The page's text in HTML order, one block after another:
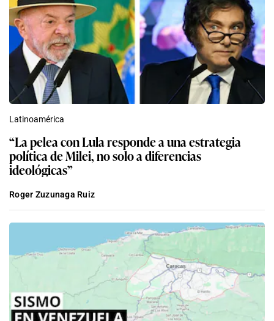
Latinoamérica
“La pelea con Lula responde a una estrategia
política de Milei, no solo a diferencias
ideológicas”
Roger Zuzunaga Ruiz